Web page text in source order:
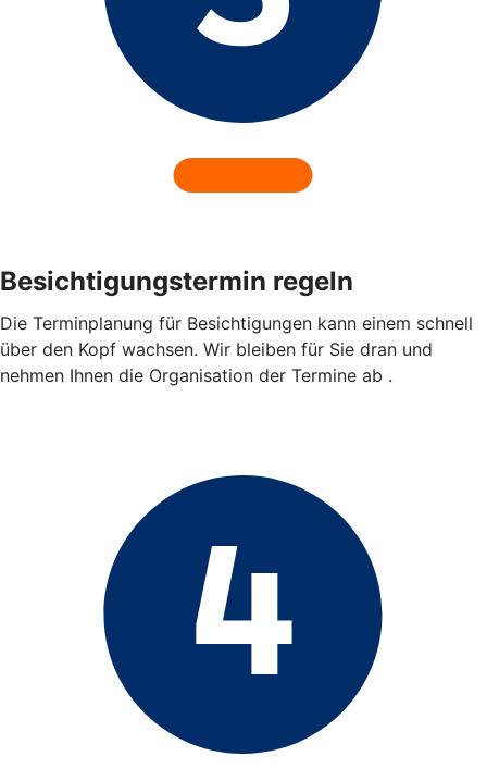
Besichtigungstermin regeln
Die Terminplanung für Besichtigungen kann einem schnell
über den Kopf wachsen. Wir bleiben für Sie dran und
nehmen Ihnen die Organisation der Termine ab .